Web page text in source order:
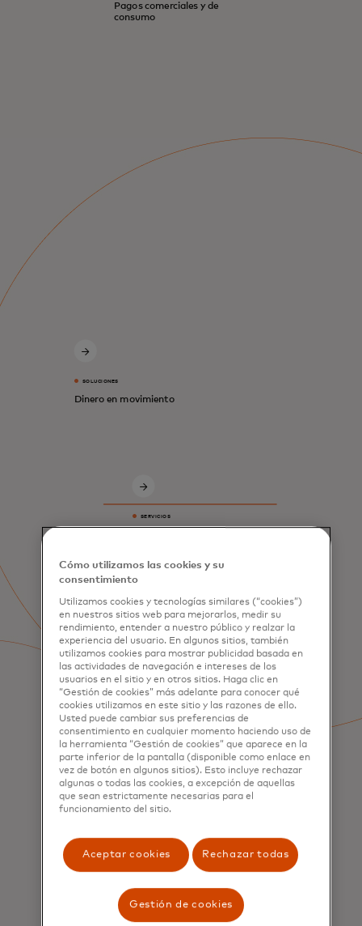
Pagos comerciales y de
consumo
SOLUCIONES
Dinero en movimiento
SERVICIOS
Cómo utilizamos las cookies y su
consentimiento
Utilizamos cookies y tecnologías similares (“cookies”)
en nuestros sitios web para mejorarlos, medir su
rendimiento, entender a nuestro público y realzar la
experiencia del usuario. En algunos sitios, también
utilizamos cookies para mostrar publicidad basada en
las actividades de navegación e intereses de los
usuarios en el sitio y en otros sitios. Haga clic en
“Gestión de cookies” más adelante para conocer qué
cookies utilizamos en este sitio y las razones de ello.
Usted puede cambiar sus preferencias de
consentimiento en cualquier momento haciendo uso de
la herramienta “Gestión de cookies” que aparece en la
parte inferior de la pantalla (disponible como enlace en
vez de botón en algunos sitios). Esto incluye rechazar
algunas o todas las cookies, a excepción de aquellas
que sean estrictamente necesarias para el
funcionamiento del sitio.
Aceptar cookies Rechazar todas
Gestión de cookies